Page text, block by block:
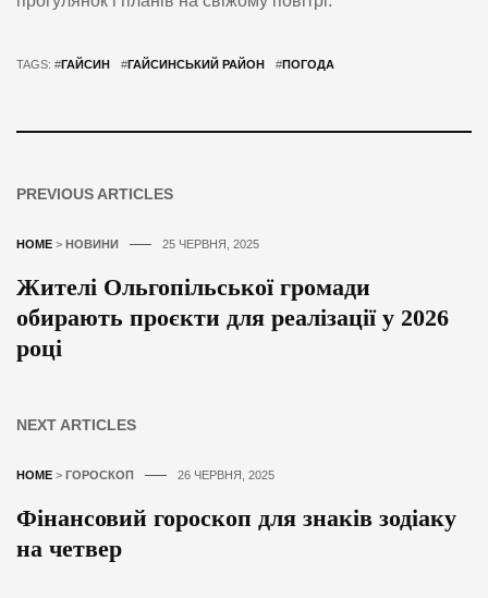
TAGS: #ГАЙСИН #ГАЙСИНСЬКИЙ РАЙОН #ПОГОДА
PREVIOUS ARTICLES
HOME > НОВИНИ 25 ЧЕРВНЯ, 2025
Жителі Ольгопільської громади
обирають проєкти для реалізації у 2026
році
NEXT ARTICLES
HOME > ГОРОСКОП 26 ЧЕРВНЯ, 2025
Фінансовий гороскоп для знаків зодіаку
на четвер